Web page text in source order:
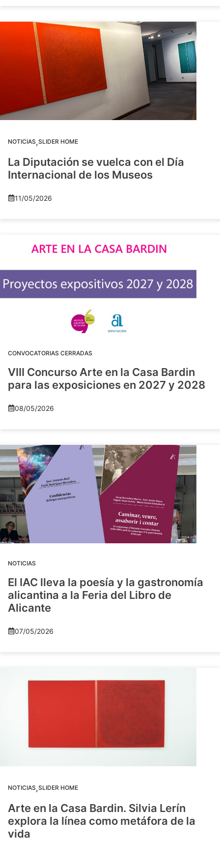
NOTICIAS,SLIDER HOME
La Diputación se vuelca con el Día
Internacional de los Museos
11/05/2026
CONVOCATORIAS CERRADAS
VIII Concurso Arte en la Casa Bardin
para las exposiciones en 2027 y 2028
08/05/2026
NOTICIAS
El IAC lleva la poesía y la gastronomía
alicantina a la Feria del Libro de
Alicante
07/05/2026
NOTICIAS,SLIDER HOME
Arte en la Casa Bardin. Silvia Lerín
explora la línea como metáfora de la
vida